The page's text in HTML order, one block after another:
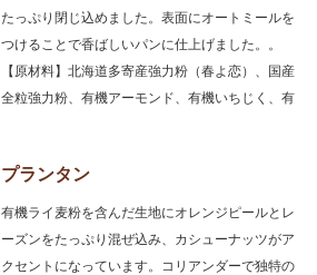
たっぷり閉じ込めました。表面にオートミールを
つけることで香ばしいパンに仕上げました。。
【原材料】北海道多寄産強力粉（春よ恋）、国産
全粒強力粉、有機アーモンド、有機いちじく、有
プランタン
有機ライ麦粉を含んだ生地にオレンジピールとレ
ーズンをたっぷり混ぜ込み、カシューナッツがア
クセントになっています。コリアンダーで独特の